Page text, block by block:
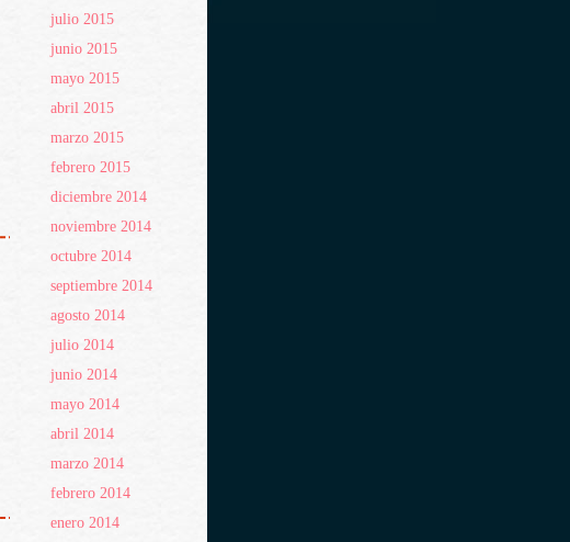
julio 2015
junio 2015
mayo 2015
abril 2015
marzo 2015
febrero 2015
diciembre 2014
noviembre 2014
octubre 2014
septiembre 2014
agosto 2014
julio 2014
junio 2014
mayo 2014
abril 2014
marzo 2014
febrero 2014
enero 2014